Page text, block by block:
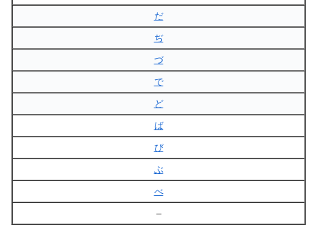
だ
ぢ
づ
で
ど
ば
び
ぶ
べ
–